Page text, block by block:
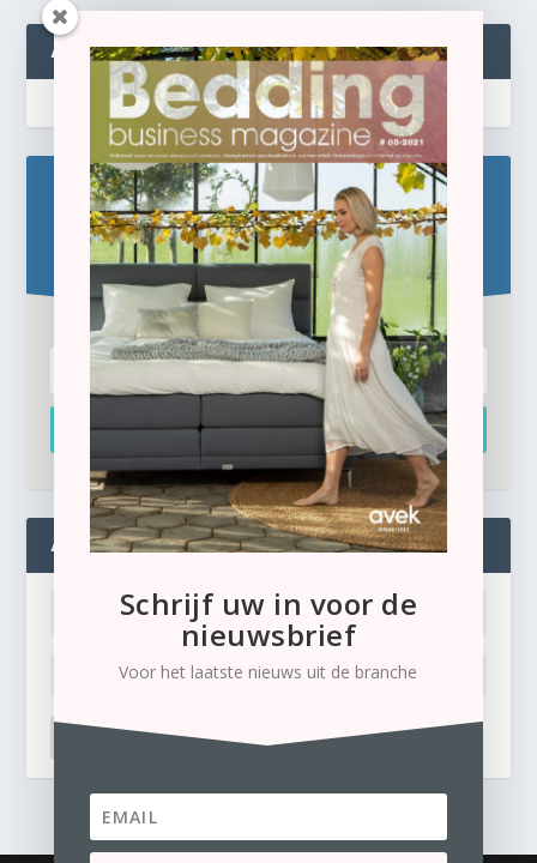
ABONNEREN
Blijf op de hoogte!
Schrijf u hier in voor de gratis e-newsletter.
Inschrijven
ADMIN
Ik ben mijn wachtwoord kwijt
Schrijf uw in voor de
nieuwsbrief
Voor het laatste nieuws uit de branche